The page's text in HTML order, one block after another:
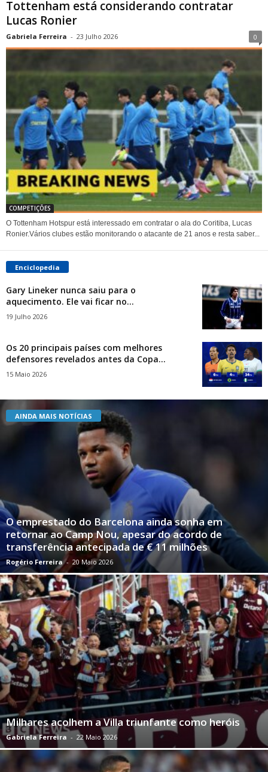
Tottenham está considerando contratar
Lucas Ronier
Gabriela Ferreira - 23 Julho 2026 0
COMPETIÇÕES
O Tottenham Hotspur está interessado em contratar o ala do Coritiba, Lucas
Ronier.Vários clubes estão monitorando o atacante de 21 anos e resta saber...
Enciclopedia
Gary Lineker nunca saiu para o
aquecimento. Ele vai ficar no...
19 Julho 2026
Os 20 principais países com melhores
defensores revelados antes da Copa...
15 Maio 2026
AINDA MAIS NOTÍCIAS
O emprestado do Barcelona ainda sonha em
retornar ao Camp Nou, apesar do acordo de
transferência antecipada de € 11 milhões
Rogério Ferreira - 20 Maio 2026
Milhares acolhem a Villa triunfante como heróis
Gabriela Ferreira - 22 Maio 2026